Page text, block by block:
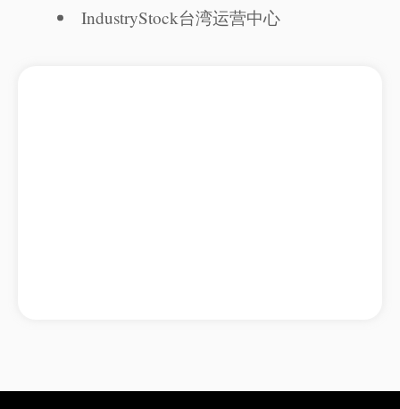
IndustryStock台湾运营中心